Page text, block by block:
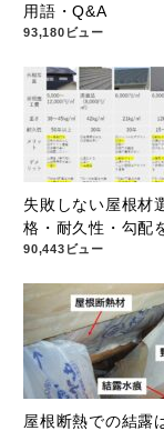
用語・Q&A
93,180ビュー
失敗しない屋根材
格・耐久性・勾配
90,443ビュー
屋根断熱での結露